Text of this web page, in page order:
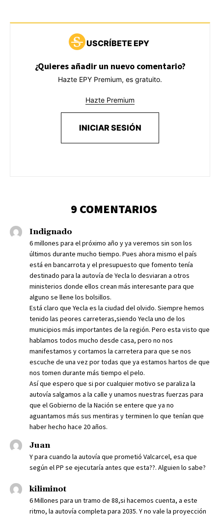
USCRÍBETE EPY
¿Quieres añadir un nuevo comentario?
Hazte EPY Premium, es gratuito.
Hazte Premium
INICIAR SESIÓN
9 COMENTARIOS
Indignado
6 millones para el próximo año y ya veremos sin son los
últimos durante mucho tiempo. Pues ahora mismo el país
está en bancarrota y el presupuesto que fomento tenía
destinado para la autovía de Yecla lo desviaran a otros
ministerios donde ellos crean más interesante para que
alguno se llene los bolsillos.
Está claro que Yecla es la ciudad del olvido. Siempre hemos
tenido las peores carreteras,siendo Yecla uno de los
municipios más importantes de la región. Pero esta visto que
hablamos todos mucho desde casa, pero no nos
manifestamos y cortamos la carretera para que se nos
escuche de una vez por todas que ya estamos hartos de que
nos tomen durante más tiempo el pelo.
Así que espero que si por cualquier motivo se paraliza la
autovía salgamos a la calle y unamos nuestras fuerzas para
que el Gobierno de la Nación se entere que ya no
aguantamos más sus mentiras y terminen lo que tenían que
haber hecho hace 20 años.
Juan
Y para cuando la autovía que prometió Valcarcel, esa que
según el PP se ejecutaría antes que esta??. Alguien lo sabe?
kiliminot
6 Millones para un tramo de 88,si hacemos cuenta, a este
ritmo, la autovía completa para 2035. Y no vale la proyección